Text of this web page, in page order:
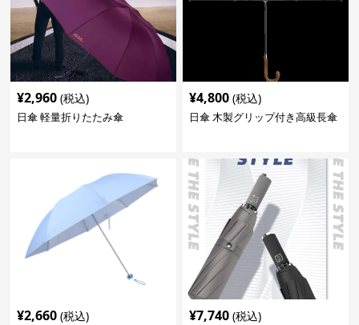
¥2,960 (税込)
日傘 軽量折りたたみ傘
¥4,800 (税込)
日傘 木製グリップ付き高級長傘
¥2,660 (税込) ¥7,740 (税込)